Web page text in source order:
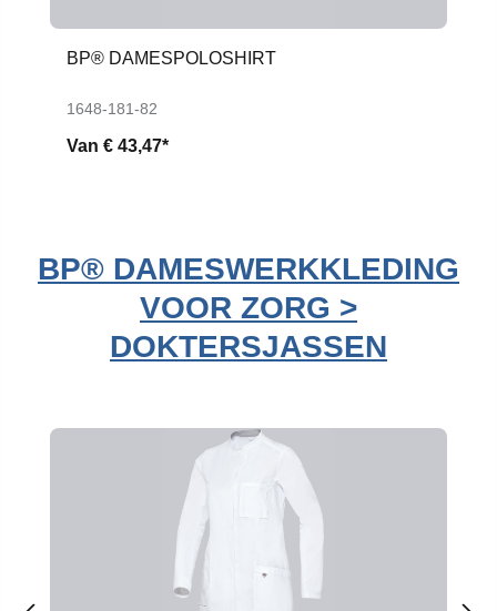
BP® DAMESPOLOSHIRT
1648-181-82
Van € 43,47*
BP® DAMESWERKKLEDING
VOOR ZORG >
DOKTERSJASSEN
Productgalerij overslaan